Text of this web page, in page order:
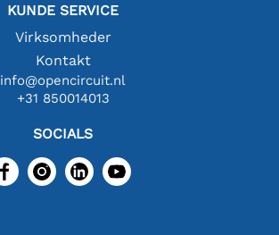
KUNDE SERVICE
Virksomheder
Kontakt
info@opencircuit.nl
+31 850014013
SOCIALS